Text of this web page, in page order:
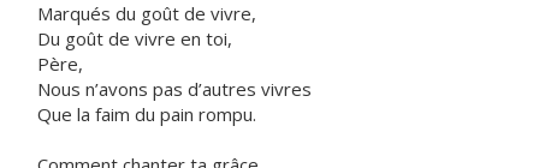
Marqués du goût de vivre,
Du goût de vivre en toi,
Père,
Nous n’avons pas d’autres vivres
Que la faim du pain rompu.